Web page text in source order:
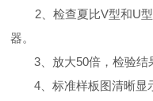
2、检查夏比V型和U型
器。
3、放大50倍，检验结
4、标准样板图清晰显